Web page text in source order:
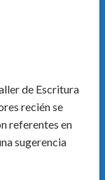
de Escritura
recién se
referentes en
sugerencia